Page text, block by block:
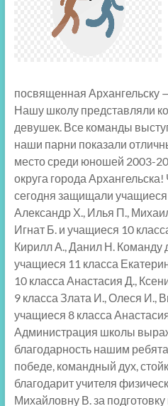
посвященная Архангельску
Нашу школу представляли
девушек. Все команды
наши парни показали
место среди юношей 2003-
округа города
сегодня защищали
Александр Х., Илья П.,
Игнат Б. и учащиеся 10
Кирилл А., Данил Н. Команду
учащиеся 11 класса
10 класса Анастасия Д.,
9 класса Злата И., Олеся И.,
учащиеся 8 класса
Администрация школы
благодарность нашим
победе, командный дух,
благодарит учителя
Михайловну В. за